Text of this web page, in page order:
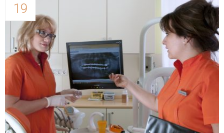
19